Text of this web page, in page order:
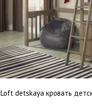
Loft detskaya кровать